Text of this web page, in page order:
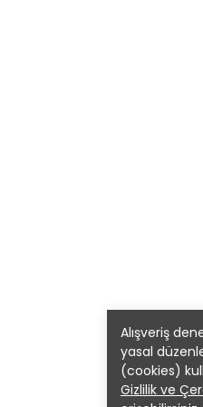
Alışveriş
yasal
(cookies)
Gizlilik ve